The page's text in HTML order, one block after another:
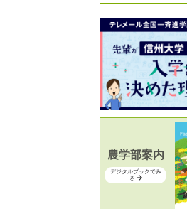
農学部案内
デジタルブックでみ
る